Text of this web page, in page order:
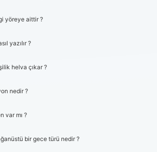
yöreye aittir ?
yazılır ?
helva çıkar ?
nedir ?
var mı ?
bir gece türü nedir ?